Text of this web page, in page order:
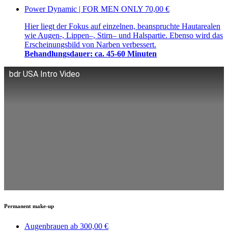
Power Dynamic | FOR MEN ONLY 70,00 €
Hier liegt der Fokus auf einzelnen, beanspruchte Hautarealen
wie Augen-, Lippen–, Stirn– und Halspartie. Ebenso wird das
Erscheinungsbild von Narben verbessert.
Behandlungsdauer: ca. 45-60 Minuten
bdr USA Intro Video
Permanent make-up
Augenbrauen ab 300,00 €